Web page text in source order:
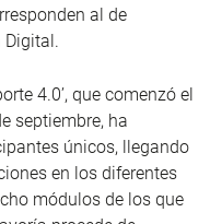
al de
4.0’, que comenzó el
septiembre, ha
únicos, llegando
en los diferentes
módulos de los que